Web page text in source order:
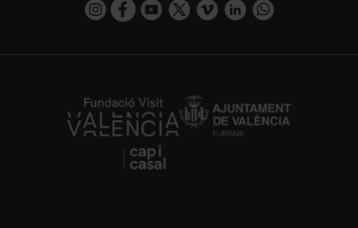
https://www.instagram.com/visit_valencia/
https://www.facebook.com/
https://www.youtube.com/user/
https://twitter.com/_VivaValencia
https://vimeo.com/
https://www.linkedin.com/company/turismo-valencia/https://api.whatsapp.com/send/
https://fundacion.visitvalencia.com/